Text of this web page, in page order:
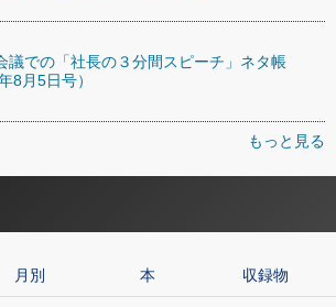
議での「社長の３分間スピーチ」ネタ帳
8月5日号）
もっと見る
月別 本 収録物